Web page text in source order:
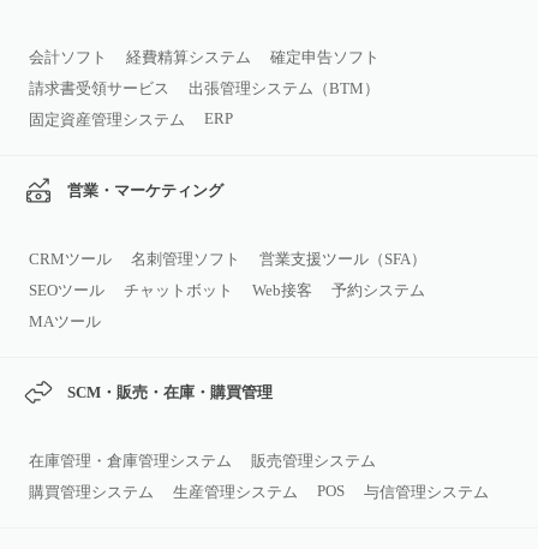
会計ソフト 経費精算システム
確定申告ソフト
請求書受領サービス
出張管理システム（BTM）
固定資産管理システム
ERP
営業・マーケティング
CRMツール 名刺管理ソフト
営業支援ツール（SFA）
SEOツール
チャットボット Web接客
予約システム
MAツール
SCM・販売・在庫・購買管理
在庫管理・倉庫管理システム
販売管理システム
購買管理システム
生産管理システム POS 与信管理システム